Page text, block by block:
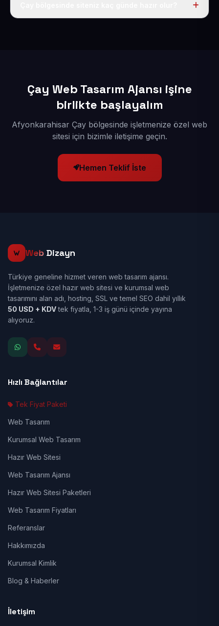
Çay Web Tasarım Ajansı işine
birlikte başlayalım
Afyonkarahisar Çay bölgesinde işletmenize özel web
sitesi için bizimle iletişime geçin.
Hemen Teklif İste
Web Dizayn
Türkiye geneline hizmet veren web tasarım ajansı.
İşletmenize özel hazır web sitesi ve kurumsal web
tasarımını alan adı, hosting, SSL ve temel SEO dahil yıllık
50 USD + KDVtek fiyatla, 1-3 iş günü içinde yayına
alıyoruz.
Hızlı Bağlantılar
Tek Fiyat Paketi
Web Tasarım
Kurumsal Web Tasarım
Hazır Web Sitesi
Web Tasarım Ajansı
Hazır Web Sitesi Paketleri
Web Tasarım Fiyatları
Referanslar
Hakkımızda
Kurumsal Kimlik
Blog & Haberler
İletişim